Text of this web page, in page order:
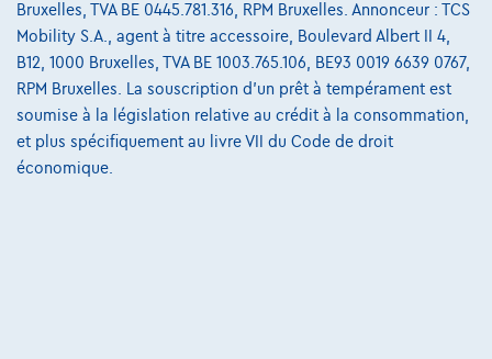
BMW Serie 2
223 i x Drive M sport Harman/Kardon panodak dig.airco alu19
01/2023
32.184 km Essence
Automatique
160 kW ( 218 CV )
€31.900
Bruxelles, TVA BE 0445.781.316, RPM Bruxelles. Annonceur : TCS
Mobility S.A., agent à titre accessoire, Boulevard Albert II 4,
B12, 1000 Bruxelles, TVA BE 1003.765.106, BE93 0019 6639 0767,
RPM Bruxelles. La souscription d'un prêt à tempérament est
soumise à la législation relative au crédit à la consommation,
et plus spécifiquement au livre VII du Code de droit
économique.